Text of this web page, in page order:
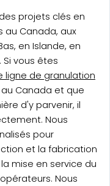
projets clés en
au Canada, aux
en Islande, en
vous êtes
ligne de granulation
au Canada et que
d'y parvenir, il
Nous
pour
et la fabrication
mise en service du
Nous